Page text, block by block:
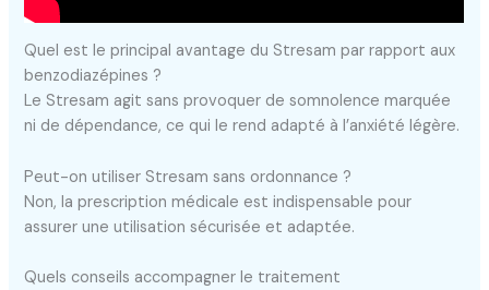
Quel est le principal avantage du Stresam par rapport aux
benzodiazépines ?
Le Stresam agit sans provoquer de somnolence marquée
ni de dépendance, ce qui le rend adapté à l’anxiété légère.
Peut-on utiliser Stresam sans ordonnance ?
Non, la prescription médicale est indispensable pour
assurer une utilisation sécurisée et adaptée.
Quels conseils accompagner le traitement